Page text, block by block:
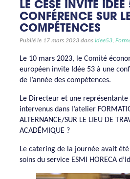
LE CESE INVITE
CONFÉRENCE SUR
COMPÉTENCES
Publié le 17 mars 2023 dans Idee53,
Le 10 mars 2023, le Comité
européen invite Idée 53 à une
de l’année des compétences.
Le Directeur et une représentante
intervenus dans l’atelier
ALTERNANCE/SUR LE LIEU DE
ACADÉMIQUE ?
Le catering de la journée avait
soins du service ESMI HORECA